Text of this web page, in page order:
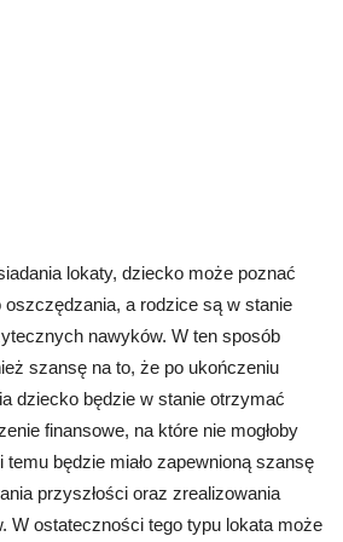
lokaty, dziecko może poznać
a rodzice są w stanie
nawyków. W ten sposób
szansę na to, że po ukończeniu
dziecko będzie w stanie otrzymać
finansowe, na które nie mogłoby
będzie miało zapewnioną szansę
przyszłości oraz zrealizowania
W ostateczności tego typu lokata może